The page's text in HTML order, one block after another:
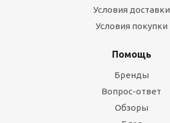
Условия доставки
Условия покупки
Помощь
Бренды
Вопрос-ответ
Обзоры